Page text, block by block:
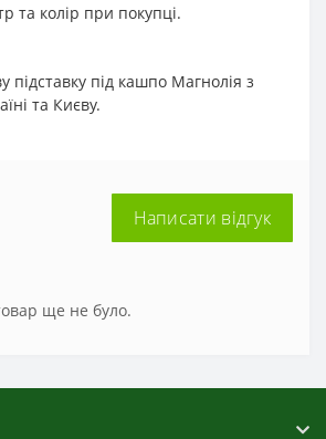
та колір при покупці.
підставку під кашпо Магнолія з
та Києву.
Написати відгук
ще не було.